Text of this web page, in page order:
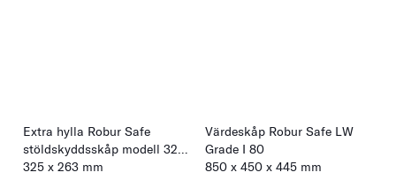
Extra hylla Robur Safe
stöldskyddsskåp modell 320-
950
325 x 263 mm
Värdeskåp Robur Safe LW
Grade I 80
850 x 450 x 445 mm